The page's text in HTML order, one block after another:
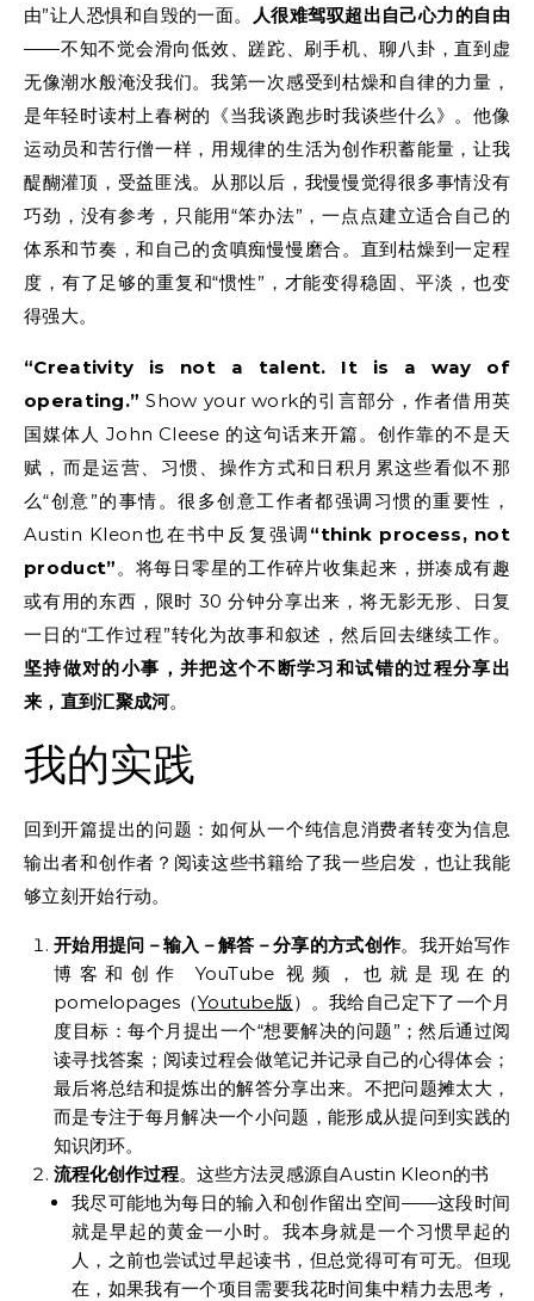
由”让人恐惧和自毁的一面。
人很难驾驭超出自己心力的自由
——不知不觉会滑向低效、蹉跎、刷手机、聊八卦，直到虚
无像潮水般淹没我们。我第一次感受到枯燥和自律的力量，
是年轻时读村上春树的《当我谈跑步时我谈些什么》。他像
运动员和苦行僧一样，用规律的生活为创作积蓄能量，让我
醍醐灌顶，受益匪浅。从那以后，我慢慢觉得很多事情没有
巧劲，没有参考，只能用“笨办法”，一点点建立适合自己的
体系和节奏，和自己的贪嗔痴慢慢磨合。直到枯燥到一定程
度，有了足够的重复和“惯性”，才能变得稳固、平淡，也变
得强大。
“Creativity is not a talent. It is a way of
operating.” Show your work的引言部分，作者借用英
国媒体人 John Cleese 的这句话来开篇。创作靠的不是天
赋，而是运营、习惯、操作方式和日积月累这些看似不那
么“创意”的事情。很多创意工作者都强调习惯的重要性，
Austin Kleon也在书中反复强调 “think process, not
product”。将每日零星的工作碎片收集起来，拼凑成有趣
或有用的东西，限时 30 分钟分享出来，将无影无形、日复
一日的“工作过程”转化为故事和叙述，然后回去继续工作。
坚持做对的小事，并把这个不断学习和试错的过程分享出
来，直到汇聚成河。
我的实践
回到开篇提出的问题：如何从一个纯信息消费者转变为信息
输出者和创作者？阅读这些书籍给了我一些启发，也让我能
够立刻开始行动。
开始用提问－输入－解答－分享的方式创作。我开始写作
博客和创作 YouTube 视频，也就是现在的
pomelopages（Youtube版）。我给自己定下了一个月
度目标：每个月提出一个“想要解决的问题”；然后通过阅
读寻找答案；阅读过程会做笔记并记录自己的心得体会；
最后将总结和提炼出的解答分享出来。不把问题摊太大，
而是专注于每月解决一个小问题，能形成从提问到实践的
知识闭环。
流程化创作过程。这些方法灵感源自Austin Kleon的书
我尽可能地为每日的输入和创作留出空间——这段时间
就是早起的黄金一小时。我本身就是一个习惯早起的
人，之前也尝试过早起读书，但总觉得可有可无。但现
在，如果我有一个项目需要我花时间集中精力去思考，